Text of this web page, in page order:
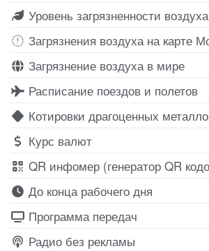
Уровень загрязненности воздуха
Загрязнения воздуха на карте
Загрязнение воздуха в мире
Расписание поездов и полетов
Котировки драгоценных
Курс валют
QR инфомер (генератор QR
До конца рабочего дня
Программа передач
Радио без рекламы